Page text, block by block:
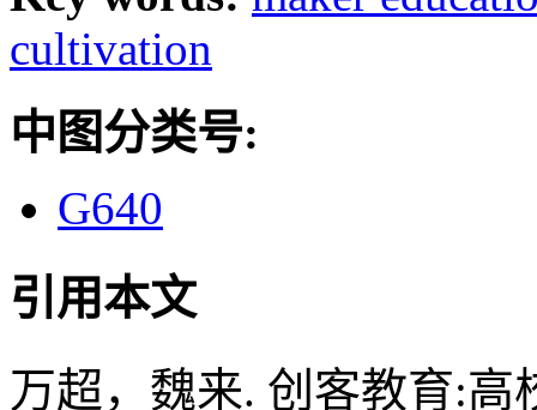
cultivation
中图分类号:
G640
引用本文
万超，魏来. 创客教育: